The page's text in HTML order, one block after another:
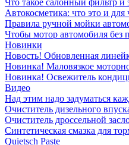
Что такое салонный фильтр и
Автокосметика: что это и для
Правила ручной мойки
Чтобы мотор автомобиля без
Новинки
Новость! Обновленная
Новинка! Маловязкое
Новинка! Освежитель
Видео
Над этим надо задуматься
Очиститель дизельного
Очиститель дроссельной
Синтетическая смазка для
Quietsch Paste